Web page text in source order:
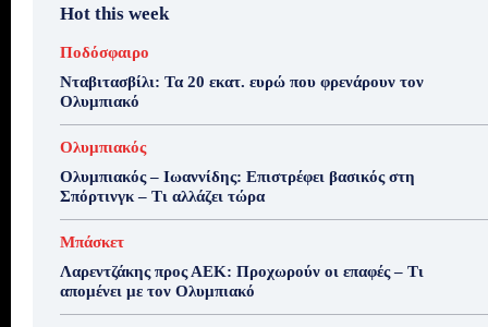
Hot this week
Ποδόσφαιρο
Νταβιτασβίλι: Τα 20 εκατ. ευρώ που φρενάρουν τον
Ολυμπιακό
Ολυμπιακός
Ολυμπιακός – Ιωαννίδης: Επιστρέφει βασικός στη
Σπόρτινγκ – Τι αλλάζει τώρα
Μπάσκετ
Λαρεντζάκης προς ΑΕΚ: Προχωρούν οι επαφές – Τι
απομένει με τον Ολυμπιακό